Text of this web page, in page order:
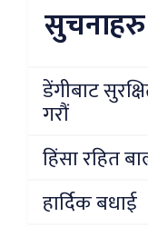
सुचनाहरु
डेंगीबाट
गरौं
हिंसा रहित
हार्दिक बधाई